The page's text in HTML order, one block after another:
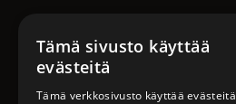
Tämä sivusto käyttää
evästeitä
Tämä verkkosivusto käyttää evästeitä